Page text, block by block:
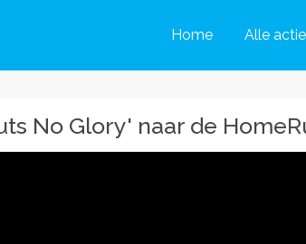
Home Alle
No Glory' naar de